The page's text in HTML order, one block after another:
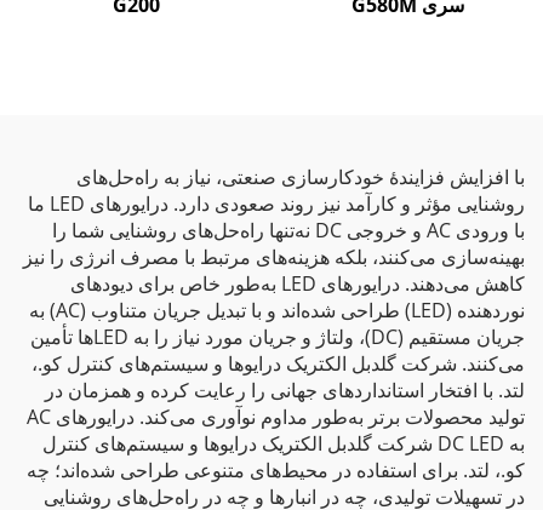
با افزایش فزایندهٔ خودکارسازی صنعتی، نیاز به راه‌حل‌های
روشنایی مؤثر و کارآمد نیز روند صعودی دارد. درایورهای LED ما
با ورودی AC و خروجی DC نه‌تنها راه‌حل‌های روشنایی شما را
بهینه‌سازی می‌کنند، بلکه هزینه‌های مرتبط با مصرف انرژی را نیز
کاهش می‌دهند. درایورهای LED به‌طور خاص برای دیودهای
نوردهنده (LED) طراحی شده‌اند و با تبدیل جریان متناوب (AC) به
جریان مستقیم (DC)، ولتاژ و جریان مورد نیاز را به LEDها تأمین
می‌کنند. شرکت گلدبل الکتریک درایوها و سیستم‌های کنترل کو.،
لتد. با افتخار استانداردهای جهانی را رعایت کرده و همزمان در
تولید محصولات برتر به‌طور مداوم نوآوری می‌کند. درایورهای AC
به DC LED شرکت گلدبل الکتریک درایوها و سیستم‌های کنترل
کو.، لتد. برای استفاده در محیط‌های متنوعی طراحی شده‌اند؛ چه
در تسهیلات تولیدی، چه در انبارها و چه در راه‌حل‌های روشنایی